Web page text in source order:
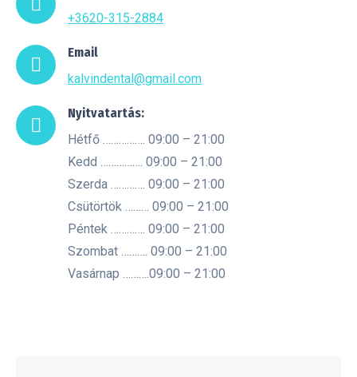
+3620-315-2884
Email
kalvindental@gmail.com
Nyitvatartás:
Hétfő ……………. 09:00 – 21:00
Kedd ……………. 09:00 – 21:00
Szerda …………. 09:00 – 21:00
Csütörtök ……… 09:00 – 21:00
Péntek …………. 09:00 – 21:00
Szombat ………. 09:00 – 21:00
Vasárnap ……….09:00 – 21:00